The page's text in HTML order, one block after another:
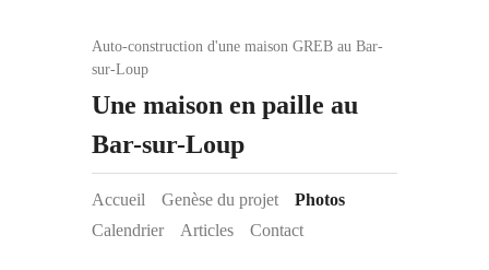
Auto-construction d'une maison GREB au Bar-
sur-Loup
Une maison en paille au
Bar-sur-Loup
Accueil Genèse du projet
Photos
Calendrier
Articles Contact